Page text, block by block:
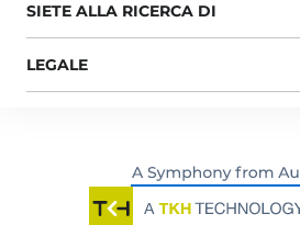
SIETE ALLA RICERCA DI
LEGALE